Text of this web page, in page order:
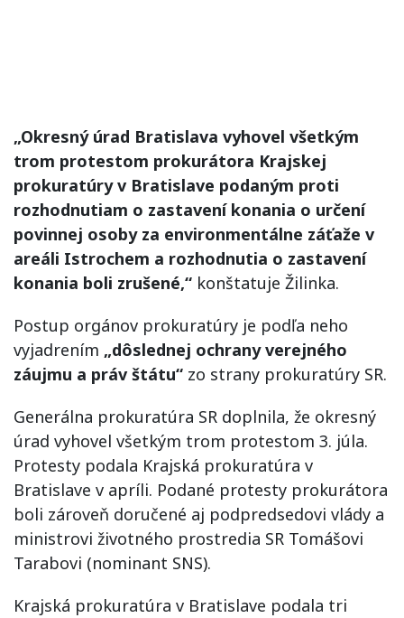
„Okresný úrad Bratislava vyhovel všetkým
trom protestom prokurátora Krajskej
prokuratúry v Bratislave podaným proti
rozhodnutiam o zastavení konania o určení
povinnej osoby za environmentálne záťaže v
areáli Istrochem a rozhodnutia o zastavení
konania boli zrušené,“ konštatuje Žilinka.
Postup orgánov prokuratúry je podľa neho
vyjadrením „dôslednej ochrany verejného
záujmu a práv štátu“ zo strany prokuratúry SR.
Generálna prokuratúra SR doplnila, že okresný
úrad vyhovel všetkým trom protestom 3. júla.
Protesty podala Krajská prokuratúra v
Bratislave v apríli. Podané protesty prokurátora
boli zároveň doručené aj podpredsedovi vlády a
ministrovi životného prostredia SR Tomášovi
Tarabovi (nominant SNS).
Krajská prokuratúra v Bratislave podala tri